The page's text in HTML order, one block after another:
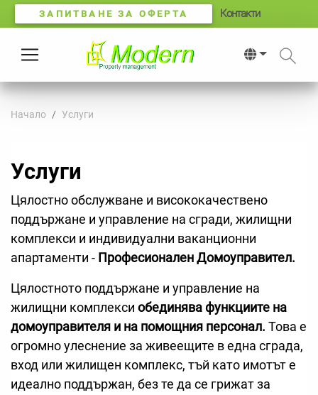
ЗАПИТВАНЕ ЗА ОФЕРТА Контакти
Начало Услуги
Услуги
Цялостно обслужване и висококачествено
поддържане и управление на сгради, жилищни
комплекси и индивидуални ваканционни
апартаменти - Професионален Домоуправител.
Цялостното поддържане и управление на
жилищни комплекси обединява функциите на
домоуправителя и на помощния персонал. Това е
огромно улеснение за живеещите в една сграда,
вход или жилищен комплекс, тъй като имотът е
идеално поддържан, без те да се грижат за